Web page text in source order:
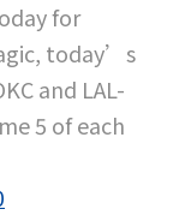
for
today’s
and LAL-
5 of each